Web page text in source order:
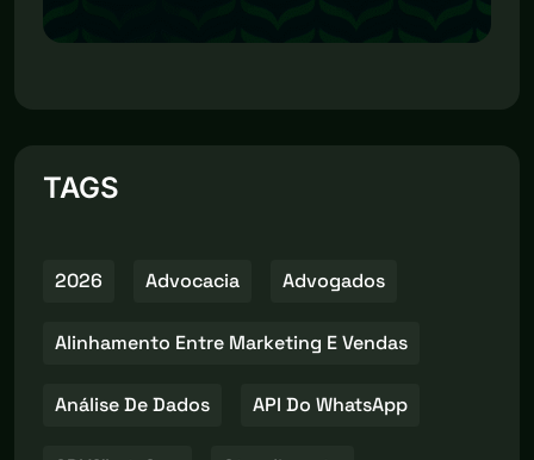
TAGS
2026 Advocacia Advogados
Alinhamento Entre Marketing E Vendas
Análise De Dados API Do WhatsApp